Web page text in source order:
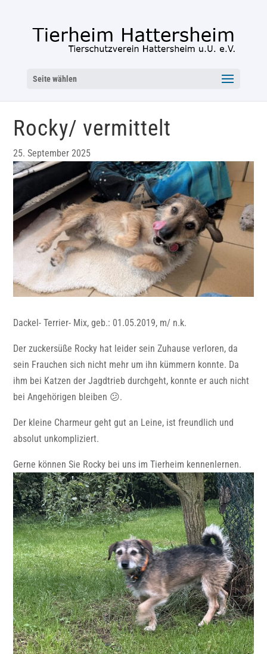
Seite wählen
Rocky/ vermittelt
25. September 2025
Dackel- Terrier- Mix, geb.: 01.05.2019, m/ n.k.
Der zuckersüße Rocky hat leider sein Zuhause verloren, da
sein Frauchen sich nicht mehr um ihn kümmern konnte. Da
ihm bei Katzen der Jagdtrieb durchgeht, konnte er auch nicht
bei Angehörigen bleiben 😕.
Der kleine Charmeur geht gut an Leine, ist freundlich und
absolut unkompliziert.
Gerne können Sie Rocky bei uns im Tierheim kennenlernen.